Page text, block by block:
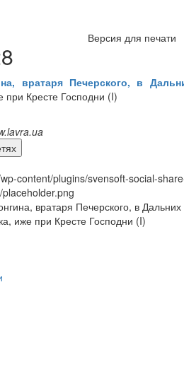
Версия для печати
вратаря Печерского, в
при Кресте Господни (I)
content/plugins/svensoft-social-
вратаря Печерского, в
иже при Кресте Господни (I)